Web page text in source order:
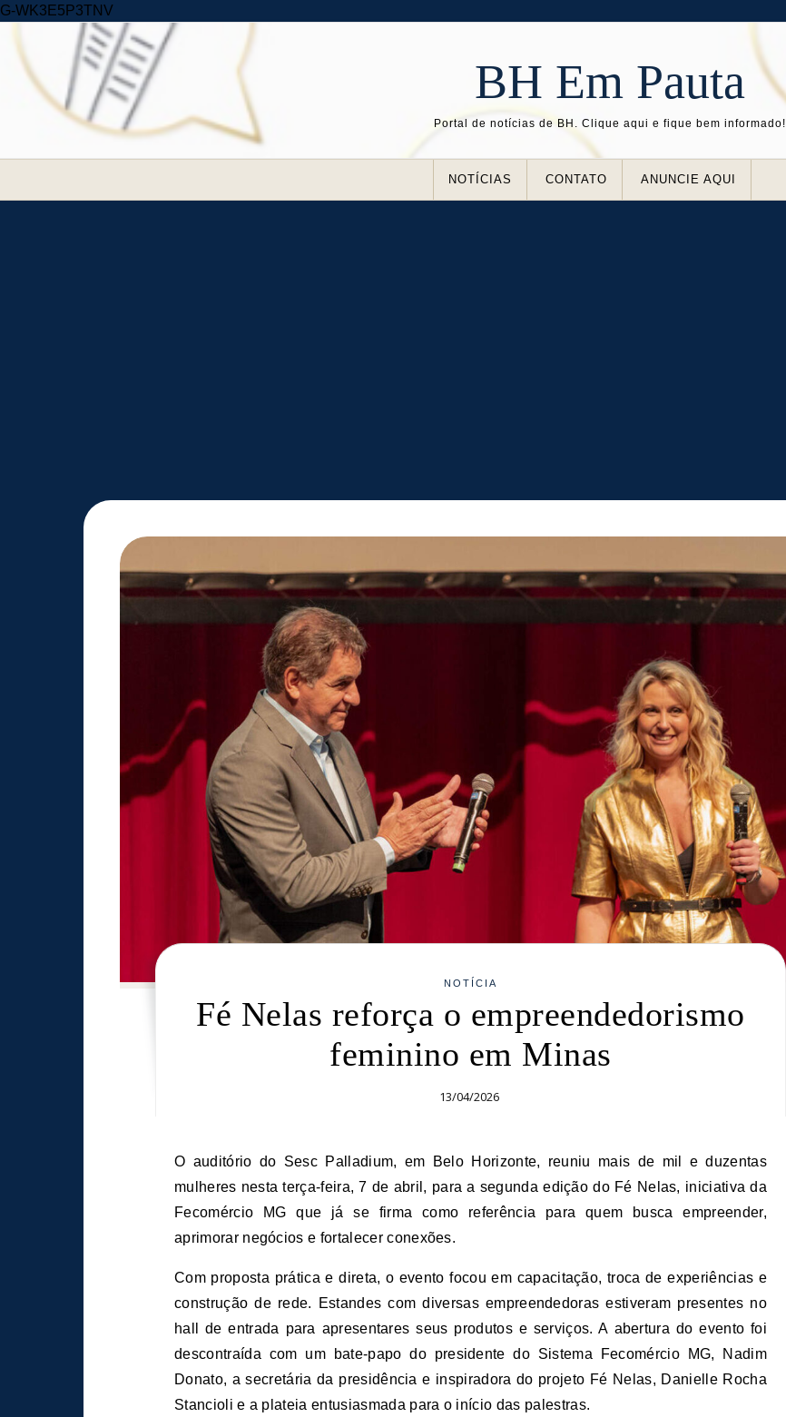
G-WK3E5P3TNVSkip to content
BH Em Pauta
Portal de notícias de BH. Clique aqui e fique bem informado!
NOTÍCIAS CONTATO ANUNCIE AQUI
NOTÍCIA
Fé Nelas reforça o empreendedorismo
feminino em Minas
13/04/2026
O auditório do Sesc Palladium, em Belo Horizonte, reuniu mais de mil e duzentas
mulheres nesta terça-feira, 7 de abril, para a segunda edição do Fé Nelas, iniciativa da
Fecomércio MG que já se firma como referência para quem busca empreender,
aprimorar negócios e fortalecer conexões.
Com proposta prática e direta, o evento focou em capacitação, troca de experiências e
construção de rede. Estandes com diversas empreendedoras estiveram presentes no
hall de entrada para apresentares seus produtos e serviços. A abertura do evento foi
descontraída com um bate-papo do presidente do Sistema Fecomércio MG, Nadim
Donato, a secretária da presidência e inspiradora do projeto Fé Nelas, Danielle Rocha
Stancioli e a plateia entusiasmada para o início das palestras.